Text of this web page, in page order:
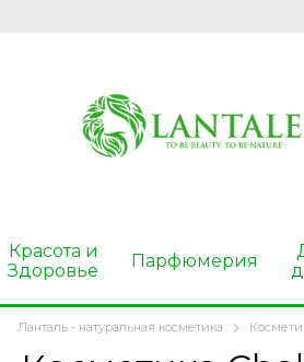
Красота и
Здоровье
Парфюмерия
Ланталь - натуральная косметика